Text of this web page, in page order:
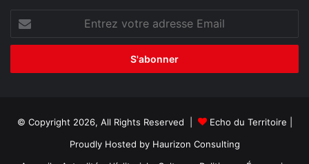
votre
adresse
© Copyright 2026, All Rights Reserved | Echo du Territoire
Proudly Hosted by Haurizon Consulting